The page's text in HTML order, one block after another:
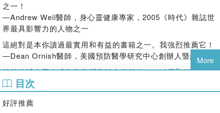
你是否也有這樣的狀況？
‧長期疲倦、腸胃不穩、身體反覆發炎
‧即使檢查沒有大問題，卻總覺得「身體怪怪的」
‧血糖、血壓或膽固醇逐漸失控
‧家族中有人罹患心血管疾病、糖尿病或癌症
‧擔心自己的身體是否也正在走向慢性病的路上
這些問題，往往不是單一症狀，要小心可能是身體長期發炎與
代謝失衡的結果。健康暢銷書作家、責任醫療醫師委員會創辦
人──尼爾．柏納德醫師，透過多年研究與臨床經驗指出：食
之一！
―Andrew Weil醫師，身心靈健康專家，2005《時代》雜誌世
界最具影響力的人物之一
這絕對是本你讀過最實用和有益的書籍之一。我強烈推薦它！
―Dean Ornish醫師，美國預防醫學研究中心創辦人暨總裁
柏納德博士再次成為推動營養治療的前鋒－－科學顯然是站在
他的身邊的，進一步印證了他所提倡的明智且聰明的飲食生活
方式。
―Hans Diehl，冠狀動脈健康促進計畫之創辦者
More
目次
好評推薦